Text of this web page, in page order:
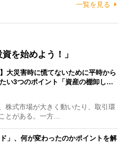
一覧を見る
を始めよう！」
】大災害時に慌てないために平時から
い3つのポイント「資産の棚卸し…
株式市場が大きく動いたり、取引環
とがある。一方…
」、何が変わったのかポイントを解